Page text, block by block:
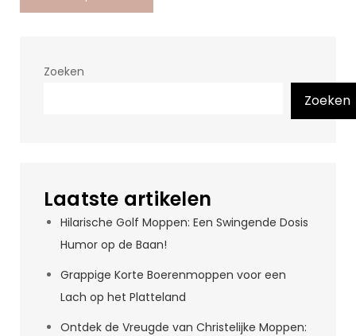
Zoeken
Zoeken
Laatste artikelen
Hilarische Golf Moppen: Een Swingende Dosis
Humor op de Baan!
Grappige Korte Boerenmoppen voor een
Lach op het Platteland
Ontdek de Vreugde van Christelijke Moppen: